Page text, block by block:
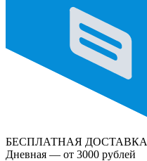
БЕСПЛАТНАЯ ДОСТАВКА
Дневная — от 3000 рублей